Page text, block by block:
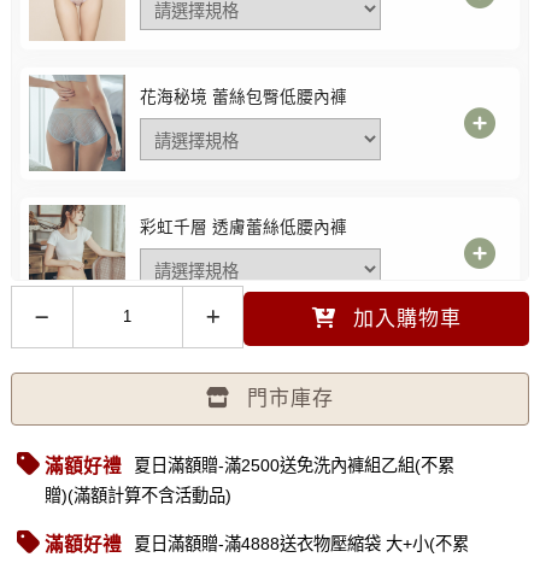
花海秘境 蕾絲包臀低腰內褲
彩虹千層 透膚蕾絲低腰內褲
法式熱吻 溫柔包覆低腰內褲
加入購物車
門市庫存
滿額好禮
夏日滿額贈-滿2500送免洗內褲組乙組(不累
贈)(滿額計算不含活動品)
滿額好禮
夏日滿額贈-滿4888送衣物壓縮袋 大+小(不累